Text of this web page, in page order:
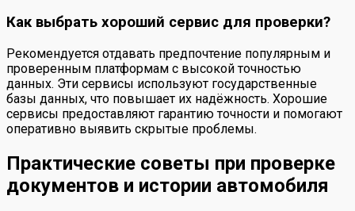
Как выбрать хороший сервис для проверки?
Рекомендуется отдавать предпочтение популярным и
проверенным платформам с высокой точностью
данных. Эти сервисы используют государственные
базы данных, что повышает их надёжность. Хорошие
сервисы предоставляют гарантию точности и помогают
оперативно выявить скрытые проблемы.
Практические советы при проверке
документов и истории автомобиля